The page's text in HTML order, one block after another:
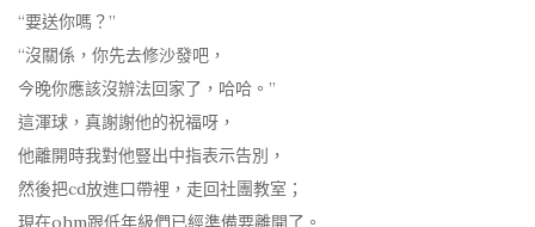
“要送你嗎？”
“沒關係，你先去修沙發吧，
今晚你應該沒辦法回家了，哈哈。”
這渾球，真謝謝他的祝福呀，
他離開時我對他豎出中指表示告別，
然後把cd放進口帶裡，走回社團教室；
現在ohm跟低年級們已經準備要離開了。